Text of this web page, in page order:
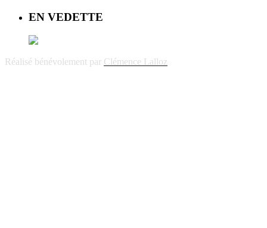
EN VEDETTE
Réalisé bénévolement par Clémence Lalloz